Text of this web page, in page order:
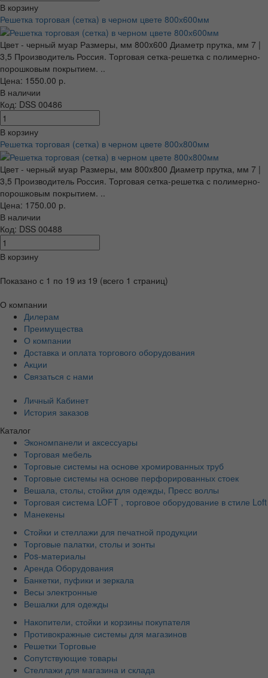
В корзину
Решетка торговая (сетка) в черном цвете 800х600мм
Цвет - черный муар Размеры, мм 800x600 Диаметр прутка, мм 7 |
3,5 Производитель Россия. Торговая сетка-решетка с полимерно-
порошковым покрытием. ..
Цена: 1550.00 р.
В наличии
Код: DSS 00486
В корзину
Решетка торговая (сетка) в черном цвете 800х800мм
Цвет - черный муар Размеры, мм 800x800 Диаметр прутка, мм 7 |
3,5 Производитель Россия. Торговая сетка-решетка с полимерно-
порошковым покрытием. ..
Цена: 1750.00 р.
В наличии
Код: DSS 00488
В корзину
Показано с 1 по 19 из 19 (всего 1 страниц)
О компании
Дилерам
Преимущества
О компании
Доставка и оплата торгового оборудования
Акции
Связаться с нами
Личный Кабинет
История заказов
Каталог
Экономпанели и аксессуары
Торговая мебель
Торговые системы на основе хромированных труб
Торговые системы на основе перфорированных стоек
Вешала, столы, стойки для одежды, Пресс воллы
Торговая система LOFT , торговое оборудование в стиле Loft
Манекены
Стойки и стеллажи для печатной продукции
Торговые палатки, столы и зонты
Pos-материалы
Аренда Оборудования
Банкетки, пуфики и зеркала
Весы электронные
Вешалки для одежды
Накопители, стойки и корзины покупателя
Противокражные системы для магазинов
Решетки Торговые
Сопутствующие товары
Стеллажи для магазина и склада